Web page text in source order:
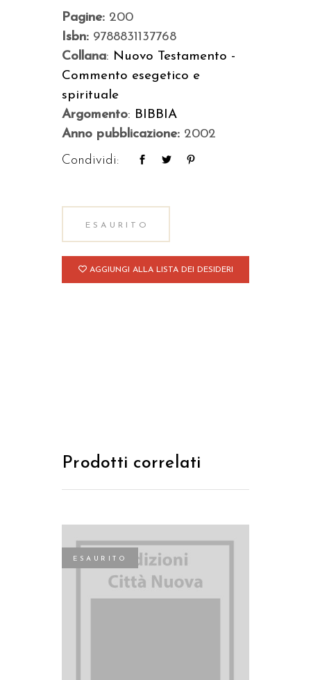
Pagine: 200
Isbn: 9788831137768
Collana: Nuovo Testamento -
Commento esegetico e
spirituale
Argomento: BIBBIA
Anno pubblicazione: 2002
Condividi:
ESAURITO
AGGIUNGI ALLA LISTA DEI DESIDERI
Prodotti correlati
ESAURITO